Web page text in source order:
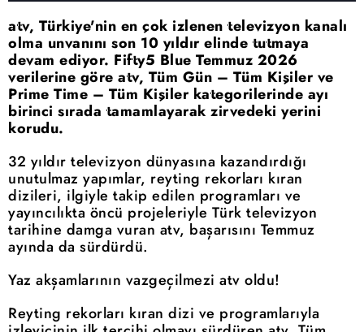
atv, Türkiye'nin en çok izlenen televizyon kanalı
olma unvanını son 10 yıldır elinde tutmaya
devam ediyor. Fifty5 Blue Temmuz 2026
verilerine göre atv, Tüm Gün – Tüm Kişiler ve
Prime Time – Tüm Kişiler kategorilerinde ayı
birinci sırada tamamlayarak zirvedeki yerini
korudu.
32 yıldır televizyon dünyasına kazandırdığı
unutulmaz yapımlar, reyting rekorları kıran
dizileri, ilgiyle takip edilen programları ve
yayıncılıkta öncü projeleriyle Türk televizyon
tarihine damga vuran atv, başarısını Temmuz
ayında da sürdürdü.
Yaz akşamlarının vazgeçilmezi atv oldu!
Reyting rekorları kıran dizi ve programlarıyla